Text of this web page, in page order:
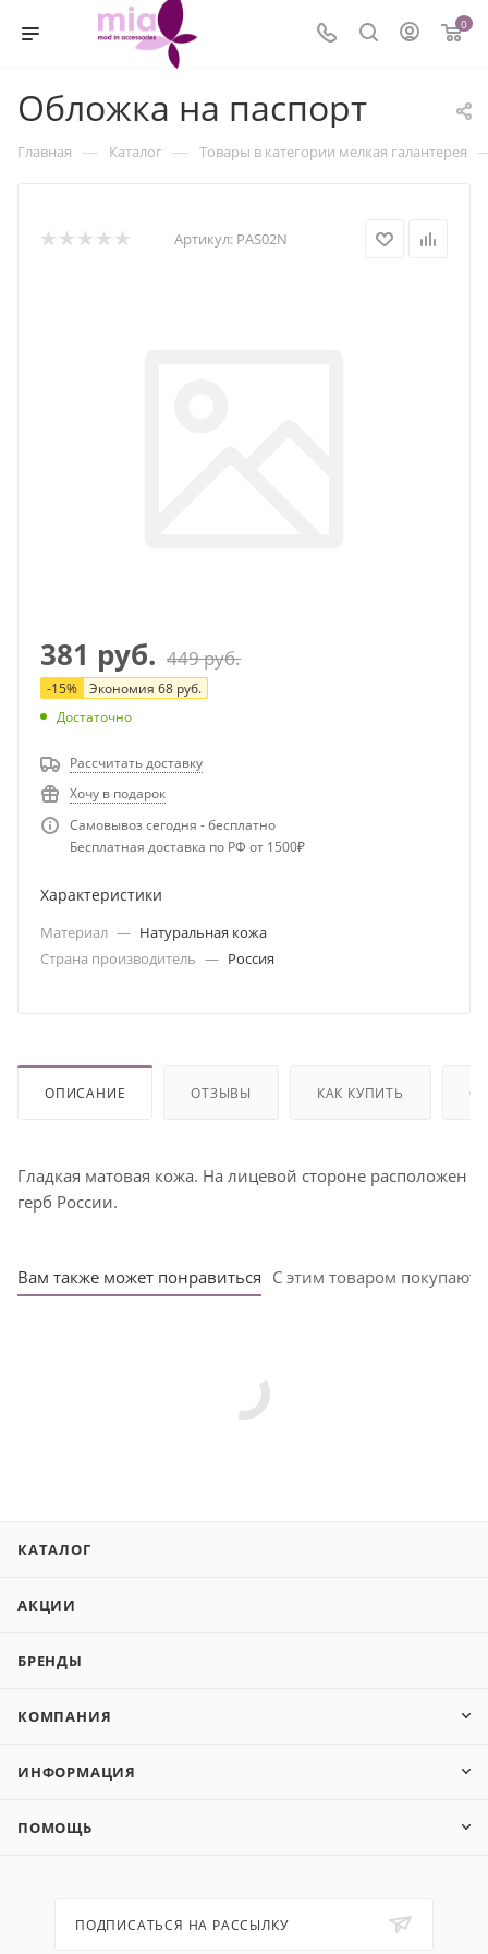
0
Обложка на паспорт
Главная — Каталог — Товары в категории мелкая галантерея
Артикул: PAS02N
381 руб. 449руб.
-15% Экономия 68 руб.
Достаточно
Рассчитать доставку
Хочу в подарок
Самовывоз сегодня - бесплатно
Бесплатная доставка по РФ от 1500₽
Характеристики
Материал — Натуральная кожа
Страна производитель — Россия
ОПИСАНИЕ ОТЗЫВЫ КАК КУПИТЬ
Гладкая матовая кожа. На лицевой стороне расположен
герб России.
Вам также может понравиться С этим товаром покупают
КАТАЛОГ
АКЦИИ
БРЕНДЫ
КОМПАНИЯ
ИНФОРМАЦИЯ
ПОМОЩЬ
ПОДПИСАТЬСЯ НА РАССЫЛКУ